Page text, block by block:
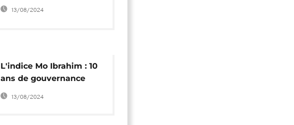
13/08/2024
L'indice Mo Ibrahim : 10
ans de gouvernance
[The Morning Call]
13/08/2024